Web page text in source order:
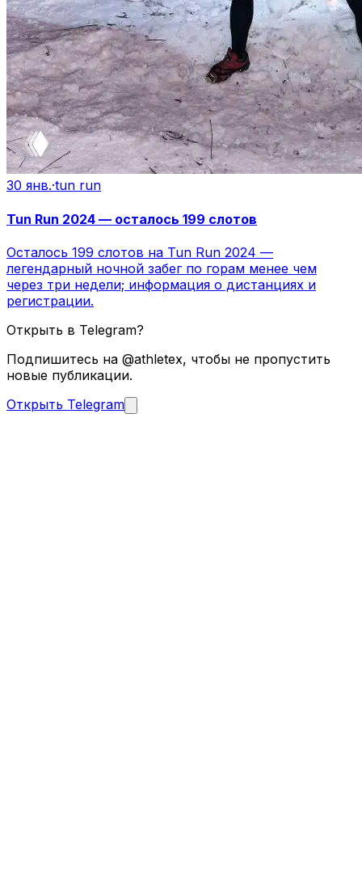
30 янв.·tun run
Tun Run 2024 — осталось 199 слотов
Осталось 199 слотов на Tun Run 2024 —
легендарный ночной забег по горам менее чем
через три недели; информация о дистанциях и
регистрации.
Открыть в Telegram?
Подпишитесь на @athletex, чтобы не пропустить
новые публикации.
Открыть Telegram